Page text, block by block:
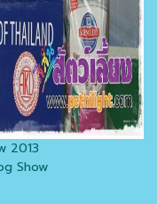
2013
Show